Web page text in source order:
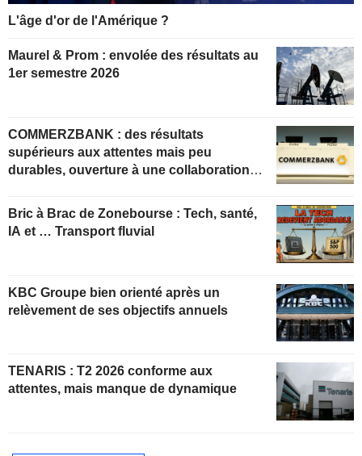
L'âge d'or de l'Amérique ?
Maurel & Prom : envolée des résultats au
1er semestre 2026
COMMERZBANK : des résultats
supérieurs aux attentes mais peu
durables, ouverture à une collaboration
Bric à Brac de Zonebourse : Tech, santé,
IA et … Transport fluvial
KBC Groupe bien orienté après un
relèvement de ses objectifs annuels
TENARIS : T2 2026 conforme aux
attentes, mais manque de dynamique